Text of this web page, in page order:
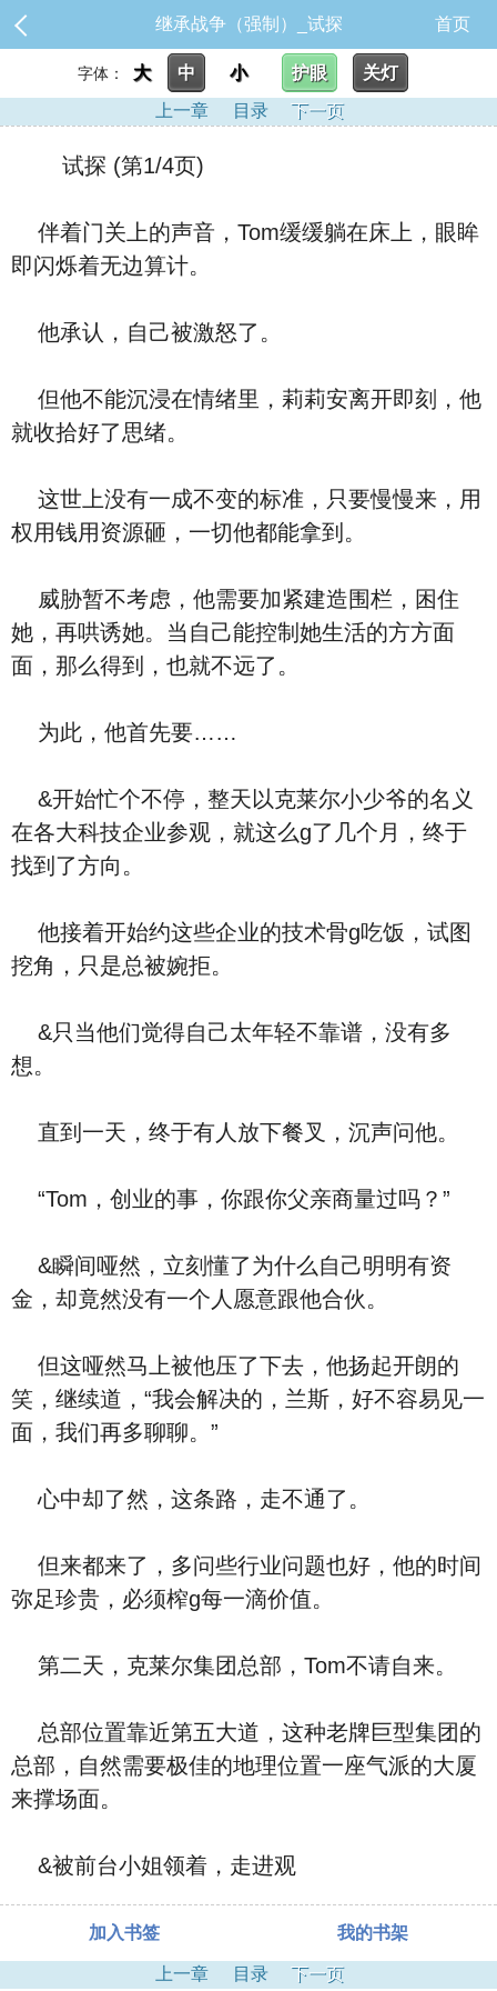
继承战争（强制）_试探 首页
字体： 大 中 小 护眼
关灯
上一章
目录 下一页
试探 (第1/4页)
伴着门关上的声音，Tom缓缓躺在床上，眼眸
即闪烁着无边算计。
他承认，自己被激怒了。
但他不能沉浸在情绪里，莉莉安离开即刻，他
就收拾好了思绪。
这世上没有一成不变的标准，只要慢慢来，用
权用钱用资源砸，一切他都能拿到。
威胁暂不考虑，他需要加紧建造围栏，困住
她，再哄诱她。当自己能控制她生活的方方面
面，那么得到，也就不远了。
为此，他首先要……
&开始忙个不停，整天以克莱尔小少爷的名义
在各大科技企业参观，就这么g了几个月，终于
找到了方向。
他接着开始约这些企业的技术骨g吃饭，试图
挖角，只是总被婉拒。
&只当他们觉得自己太年轻不靠谱，没有多
想。
直到一天，终于有人放下餐叉，沉声问他。
“Tom，创业的事，你跟你父亲商量过吗？”
&瞬间哑然，立刻懂了为什么自己明明有资
金，却竟然没有一个人愿意跟他合伙。
但这哑然马上被他压了下去，他扬起开朗的
笑，继续道，“我会解决的，兰斯，好不容易见一
面，我们再多聊聊。”
心中却了然，这条路，走不通了。
但来都来了，多问些行业问题也好，他的时间
弥足珍贵，必须榨g每一滴价值。
第二天，克莱尔集团总部，Tom不请自来。
总部位置靠近第五大道，这种老牌巨型集团的
总部，自然需要极佳的地理位置一座气派的大厦
来撑场面。
&被前台小姐领着，走进观
加入书签 我的书架
上一章 目录 下一页